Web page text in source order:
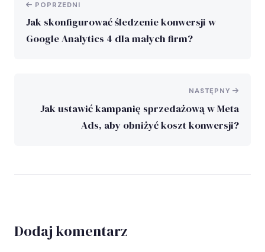
POPRZEDNI
Jak skonfigurować śledzenie konwersji w
Google Analytics 4 dla małych firm?
NASTĘPNY
Jak ustawić kampanię sprzedażową w Meta
Ads, aby obniżyć koszt konwersji?
Dodaj komentarz